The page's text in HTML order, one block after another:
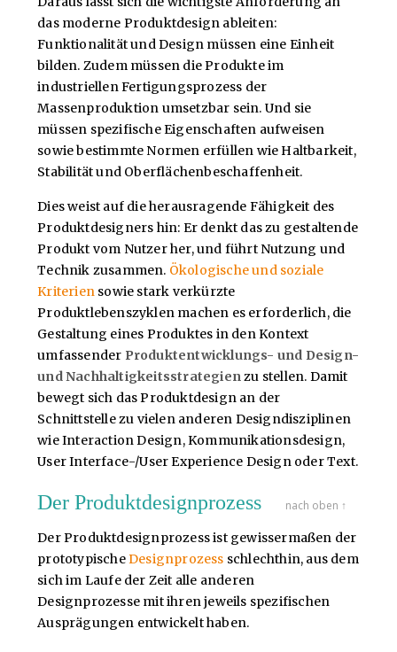
das moderne Produktdesign ableiten:
Funktionalität und Design müssen eine Einheit
bilden. Zudem müssen die Produkte im
industriellen Fertigungsprozess der
Massenproduktion umsetzbar sein. Und sie
müssen spezifische Eigenschaften aufweisen
sowie bestimmte Normen erfüllen wie Haltbarkeit,
Stabilität und Oberflächenbeschaffenheit.
Dies weist auf die herausragende Fähigkeit des
Produktdesigners hin: Er denkt das zu gestaltende
Produkt vom Nutzer her, und führt Nutzung und
Technik zusammen. Ökologische und soziale
Kriterien sowie stark verkürzte
Produktlebenszyklen machen es erforderlich, die
Gestaltung eines Produktes in den Kontext
umfassender Produktentwicklungs- und Design-
und Nachhaltigkeitsstrategienzu stellen. Damit
bewegt sich das Produktdesign an der
Schnittstelle zu vielen anderen Designdisziplinen
wie Interaction Design, Kommunikationsdesign,
User Interface-/User Experience Design oder Text.
Der Produktdesignprozess nach oben ↑
Der Produktdesignprozess ist gewissermaßen der
prototypischeDesignprozess schlechthin, aus dem
sich im Laufe der Zeit alle anderen
Designprozesse mit ihren jeweils spezifischen
Ausprägungen entwickelt haben.